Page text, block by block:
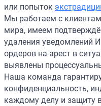
или попыток
Мы работаем с
мира, имеем
удаления уведомлений
ордеров на арест в
выявлены
Наша команда
конфиденциальность,
каждому делу и защиту